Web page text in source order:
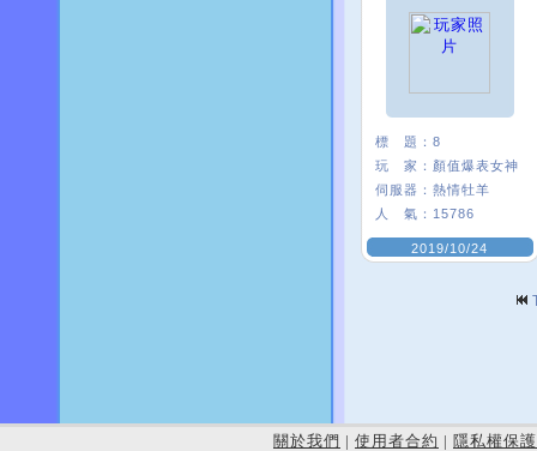
標 題： 8
玩 家： 顏值爆表女神
伺服器： 熱情牡羊
人 氣： 15786
2019/10/24
關於我們 | 使用者合約 | 隱私權保護